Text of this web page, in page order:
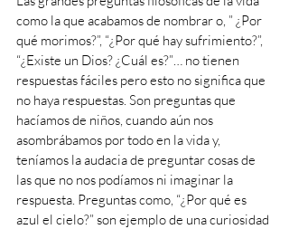
como la que acabamos de nombrar o, ” ¿Por
qué morimos?”, “¿Por qué hay sufrimiento?”,
“¿Existe un Dios? ¿Cuál es?”… no tienen
respuestas fáciles pero esto no significa que
no haya respuestas. Son preguntas que
hacíamos de niños, cuando aún nos
asombrábamos por todo en la vida y,
teníamos la audacia de preguntar cosas de
las que no nos podíamos ni imaginar la
respuesta. Preguntas como, “¿Por qué es
azul el cielo?” son ejemplo de una curiosidad